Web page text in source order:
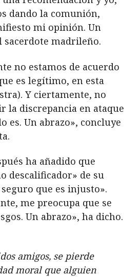
dando la comunión,
mi opinión. Un
sacerdote madrileño.
no estamos de acuerdo
es legítimo, en esta
Y ciertamente, no
la discrepancia en ataque
es. Un abrazo», concluye
ha añadido que
descalificador» de su
que es injusto».
me preocupa que se
Un abrazo», ha dicho.
amigos, se pierde
moral que alguien